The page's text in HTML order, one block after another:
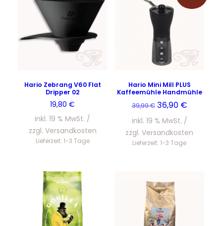
Hario Zebrang V60 Flat
Dripper 02
19,80€
inkl. 19 % MwSt.
zzgl. Versandkosten
Lieferzeit: 1-3 Tage
Hario Mini Mill PLUS
Kaffeemühle Handmühle
39,99€ Ursprünglicher
war:
39,99 €
36,90 €Aktueller
36,90 €.
inkl. 19 % MwSt.
zzgl.Versandkosten
Lieferzeit:1-3 Tage